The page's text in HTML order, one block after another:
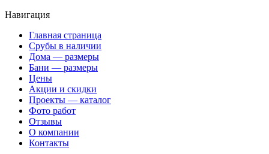
Навигация
Главная страница
Срубы в наличии
Дома — размеры
Бани — размеры
Цены
Акции и скидки
Проекты — каталог
Фото работ
Отзывы
О компании
Контакты